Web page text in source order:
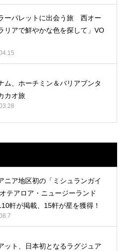
ラーパレットに出会う旅 西オー
リアで鮮やかな色を探して」VO
ム、ホーチミン＆バリアブンタ
カオ旅
ニア地区初の「ミシュランガイ
テアロア・ニュージーランド
軒が掲載、15軒が星を獲得！
ット、日本初となるラグジュア